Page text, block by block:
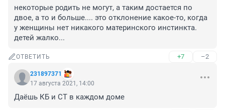
некоторые родить не могут, а таким достается по
двое, а то и больше.... это отклонение какое-то, когда
у женщины нет никакого материнского инстинкта.
детей жалко...
ОТВЕТИТЬ +7 –2
231897371
17 августа 2021, 14:00
Даёшь КБ и СТ в каждом доме